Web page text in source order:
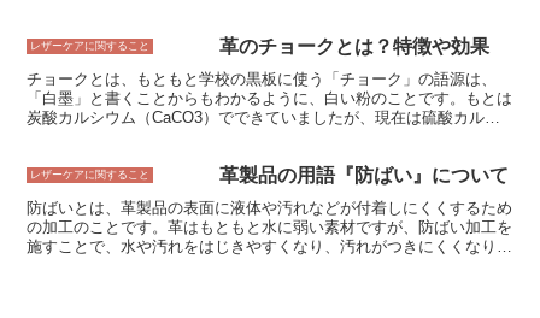
似せた人工的な素材で作られるため、色やけしにくいという特徴があ
す。 革製品の色やけの原因は、主に以下の3つです。 紫外線 熱 湿気
紫外線は、革製品の色やけの原因となるもっとも大きな要因です。革
製品に紫外線が当たると、革に含まれるタンニンが分解され、変色し
が高温にさらされると、革の水分が失われて乾燥し、変色してしまい
ます。湿気もまた、革製品の色やけの原因となります。革製品が湿気
にさらされると、革に含まれるタンニンが反応して変色してしまいま
す。
レザーケアに関すること 革のチョークとは？特徴や効果
チョークとは、もともと学校の黒板に使う「チョーク」の語源は、
「白墨」と書くことからもわかるように、白い粉のことです。もとは
炭酸カルシウム（CaCO3）でできていましたが、現在は硫酸カルシ
に、白い粉のことです。もとは炭酸カルシウム（CaCO3）でできて
クは、水に溶けにくく、黒板に書くと水に濡らしても消えにくいた
め、学校教育には欠かせない文房具のひとつです。
レザーケアに関すること 革製品の用語『防ばい』について
防ばいとは、革製品の表面に液体や汚れなどが付着しにくくするため
の加工のことです。革はもともと水に弱い素材ですが、防ばい加工を
施すことで、水や汚れをはじきやすくなり、汚れがつきにくくなりま